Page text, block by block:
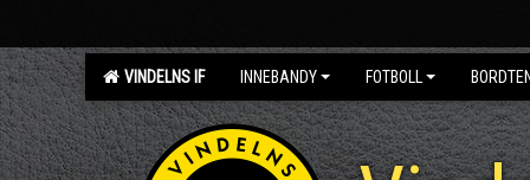
VINDELNS IF INNEBANDY FOTBOLL